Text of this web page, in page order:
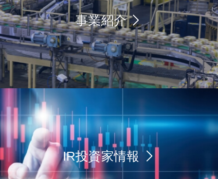
事業紹介
IR投資家情報